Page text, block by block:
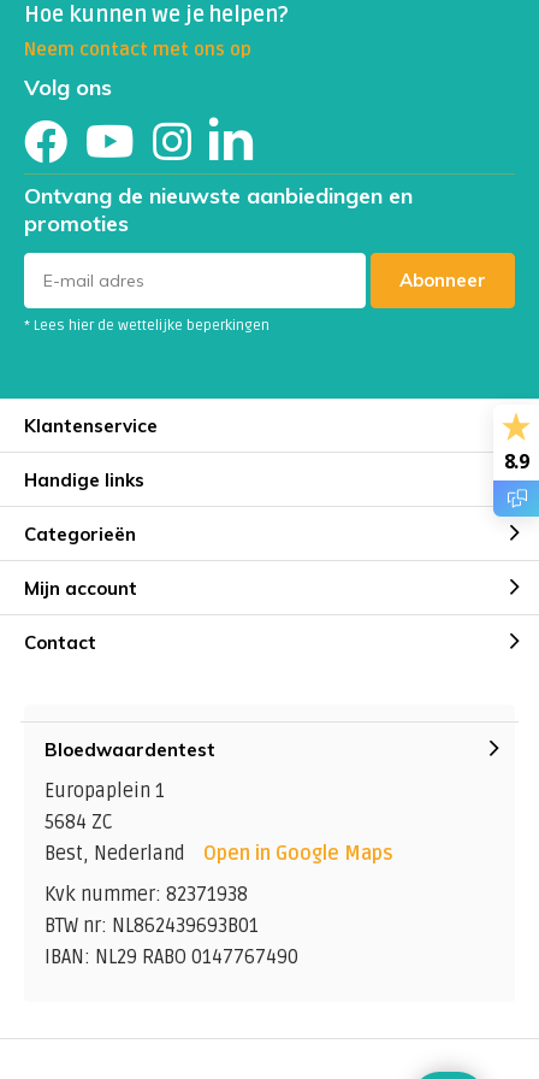
Hoe kunnen we je helpen?
Neem contact met ons op
Volg ons
Ontvang de nieuwste aanbiedingen en
promoties
Abonneer
* Lees hier de wettelijke beperkingen
Klantenservice
Handige links
Categorieën
Mijn account
Contact
Bloedwaardentest
Europaplein 1
5684 ZC
Best, Nederland
Open in Google Maps
Kvk nummer: 82371938
BTW nr: NL862439693B01
IBAN: NL29 RABO 0147767490
8.9